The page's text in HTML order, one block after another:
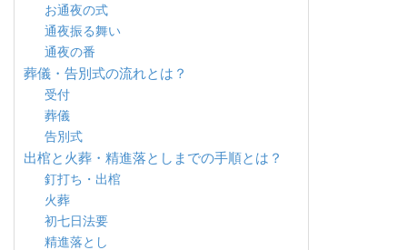
お通夜の式
通夜振る舞い
通夜の番
葬儀・告別式の流れとは？
受付
葬儀
告別式
出棺と火葬・精進落としまでの手順とは？
釘打ち・出棺
火葬
初七日法要
精進落とし